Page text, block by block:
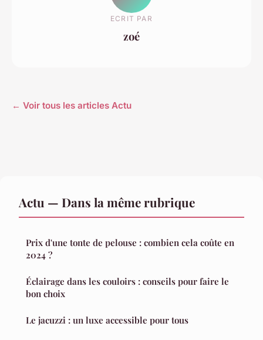
ECRIT PAR
zoé
← Voir tous les articles Actu
Actu — Dans la même rubrique
Prix d'une tonte de pelouse : combien cela coûte en
2024 ?
Éclairage dans les couloirs : conseils pour faire le
bon choix
Le jacuzzi : un luxe accessible pour tous